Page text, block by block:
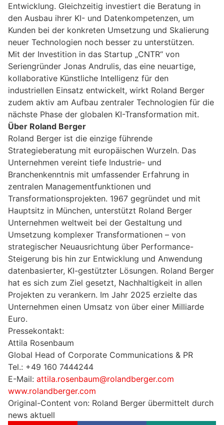
Entwicklung. Gleichzeitig investiert die Beratung in
den Ausbau ihrer KI- und Datenkompetenzen, um
Kunden bei der konkreten Umsetzung und Skalierung
neuer Technologien noch besser zu unterstützen.
Mit der Investition in das Startup „CNTR“ von
Seriengründer Jonas Andrulis, das eine neuartige,
kollaborative Künstliche Intelligenz für den
industriellen Einsatz entwickelt, wirkt Roland Berger
zudem aktiv am Aufbau zentraler Technologien für die
nächste Phase der globalen KI-Transformation mit.
Über Roland Berger
Roland Berger ist die einzige führende
Strategieberatung mit europäischen Wurzeln. Das
Unternehmen vereint tiefe Industrie- und
Branchenkenntnis mit umfassender Erfahrung in
zentralen Managementfunktionen und
Transformationsprojekten. 1967 gegründet und mit
Hauptsitz in München, unterstützt Roland Berger
Unternehmen weltweit bei der Gestaltung und
Umsetzung komplexer Transformationen – von
strategischer Neuausrichtung über Performance-
Steigerung bis hin zur Entwicklung und Anwendung
datenbasierter, KI-gestützter Lösungen. Roland Berger
hat es sich zum Ziel gesetzt, Nachhaltigkeit in allen
Projekten zu verankern. Im Jahr 2025 erzielte das
Unternehmen einen Umsatz von über einer Milliarde
Euro.
Pressekontakt:
Attila Rosenbaum
Global Head of Corporate Communications & PR
Tel.: +49 160 7444244
E-Mail: attila.rosenbaum@rolandberger.com
www.rolandberger.com
Original-Content von: Roland Berger übermittelt durch
news aktuell